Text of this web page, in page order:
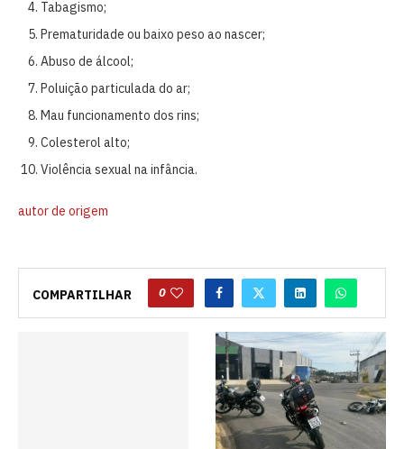
Tabagismo;
Prematuridade ou baixo peso ao nascer;
Abuso de álcool;
Poluição particulada do ar;
Mau funcionamento dos rins;
Colesterol alto;
Violência sexual na infância.
autor de origem
COMPARTILHAR 0